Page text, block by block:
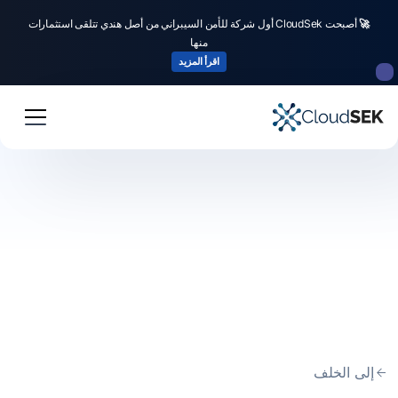
🚀
أصبحت CloudSek أول شركة للأمن السيبراني من أصل هندي تتلقى استثمارات
منها
اقرأ المزيد
إلى الخلف